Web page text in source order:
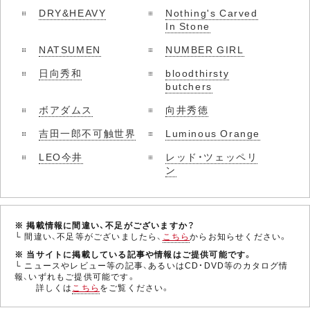
DRY&HEAVY
Nothing's Carved
In Stone
NATSUMEN
NUMBER GIRL
日向秀和
bloodthirsty
butchers
ボアダムス
向井秀徳
吉田一郎不可触世界
Luminous Orange
LEO今井
レッド・ツェッペリ
ン
※ 掲載情報に間違い、不足がございますか？
└ 間違い、不足等がございましたら、 こちらからお知らせください。
※ 当サイトに掲載している記事や情報はご提供可能です。
└ ニュースやレビュー等の記事、あるいはCD・DVD等のカタログ情
報、いずれもご提供可能です。
詳しくはこちら をご覧ください。